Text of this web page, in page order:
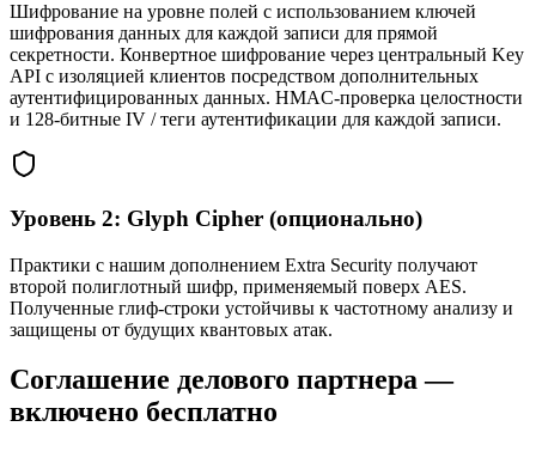
Шифрование на уровне полей с использованием ключей
шифрования данных для каждой записи для прямой
секретности. Конвертное шифрование через центральный Key
API с изоляцией клиентов посредством дополнительных
аутентифицированных данных. HMAC-проверка целостности
и 128-битные IV / теги аутентификации для каждой записи.
Уровень 2: Glyph Cipher (опционально)
Практики с нашим дополнением Extra Security получают
второй полиглотный шифр, применяемый поверх AES.
Полученные глиф-строки устойчивы к частотному анализу и
защищены от будущих квантовых атак.
Соглашение делового партнера —
включено бесплатно